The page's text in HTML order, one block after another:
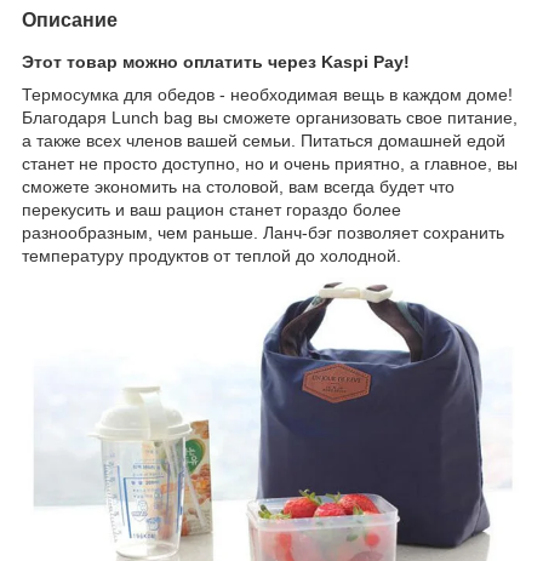
Описание
Этот товар можно оплатить через Kaspi Pay!
Термосумка для обедов - необходимая вещь в каждом доме!
Благодаря Lunch bag вы сможете организовать свое питание,
а также всех членов вашей семьи. Питаться домашней едой
станет не просто доступно, но и очень приятно, а главное, вы
сможете экономить на столовой, вам всегда будет что
перекусить и ваш рацион станет гораздо более
разнообразным, чем раньше. Ланч-бэг позволяет сохранить
температуру продуктов от теплой до холодной.